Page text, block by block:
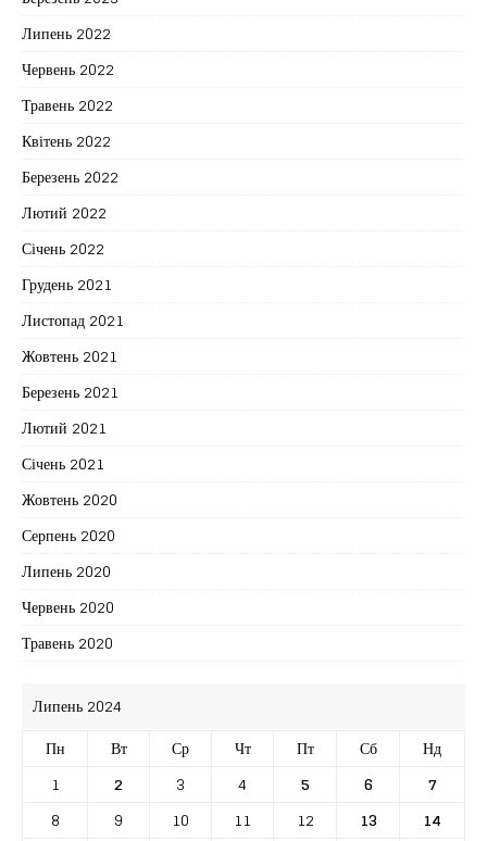
Липень 2022
Червень 2022
Травень 2022
Квітень 2022
Березень 2022
Лютий 2022
Січень 2022
Грудень 2021
Листопад 2021
Жовтень 2021
Березень 2021
Лютий 2021
Січень 2021
Жовтень 2020
Серпень 2020
Липень 2020
Червень 2020
Травень 2020
Липень 2024
Пн
Вт Ср Чт Пт Сб
Нд
1
2 3 4 5 6
7
8
9 10 11 12 13 14